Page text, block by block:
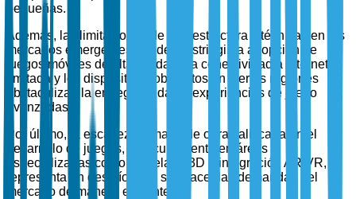
pequeñas.
Además, las limitaciones de infraestructura y técnicas en los
mercados emergentes pueden restringir la adopción de
juegos móviles de alta calidad. La conectividad a Internet
limitada y los dispositivos obsoletos en ciertas regiones
obstaculizan la entrega fluida de experiencias de juego
avanzadas.
Por último, la escasez de mano de obra calificada en el
desarrollo de juegos, particularmente en áreas
especializadas como modelado 3D e integración AR/VR,
representa un desafío para satisfacer las demandas del
mercado de manera eficiente.